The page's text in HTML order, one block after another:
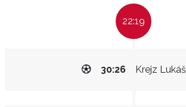
22:19
Krejz Lukáš
30:26